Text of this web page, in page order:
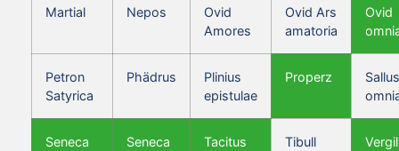
Martial Nepos
Ovid
Amores
Ovid Ars
amatoria
Ovid
Petron
Satyrica
Phädrus
Plinius
epistulae
Properz
Seneca
Seneca
Tacitus
Tibull
Vergil